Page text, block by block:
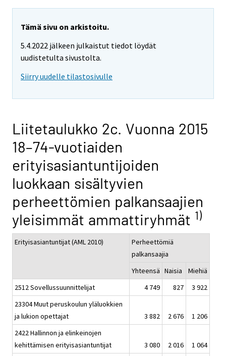
Tämä sivu on arkistoitu.
5.4.2022 jälkeen julkaistut tiedot löydät
uudistetulta sivustolta.
Siirry uudelle tilastosivulle
Liitetaulukko 2c. Vuonna 2015
18–74-vuotiaiden
erityisasiantuntijoiden
luokkaan sisältyvien
perheettömien palkansaajien
yleisimmät ammattiryhmät 1)
Erityisasiantuntijat (AML 2010)
Perheettömiä
palkansaajia
Yhteensä Naisia
Miehiä
2512 Sovellussuunnittelijat
4 749 827
3 922
23304 Muut peruskoulun yläluokkien
ja lukion opettajat
3 882 2 676
1 206
2422 Hallinnon ja elinkeinojen
kehittämisen erityisasiantuntijat
3 080 2 016
1 064